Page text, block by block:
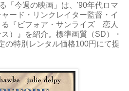
「今週の映画」は、'90年代ロマ
ード・リンクレイター監督・イ
『ビフォア・サンライズ 恋人
）』を紹介。標準画質（SD）・
の特別レンタル価格100円にて提